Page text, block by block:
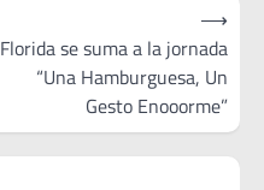
Florida se suma a la jornada
“Una Hamburguesa, Un
Gesto Enooorme”
⟶